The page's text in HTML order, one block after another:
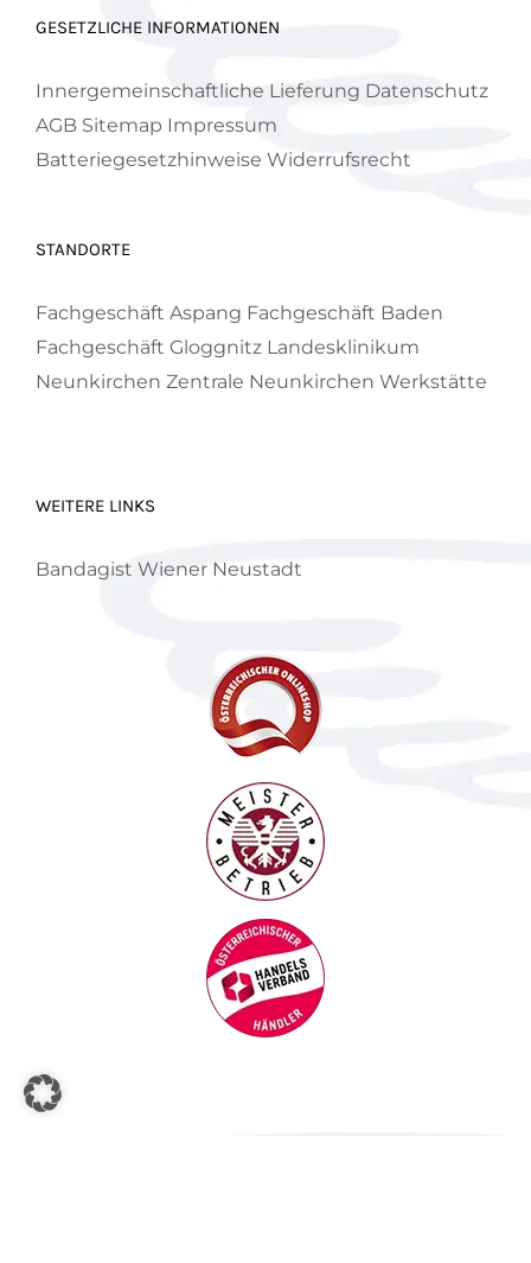
GESETZLICHE INFORMATIONEN
Innergemeinschaftliche Lieferung Datenschutz
AGB Sitemap Impressum
Batteriegesetzhinweise Widerrufsrecht
STANDORTE
Fachgeschäft Aspang Fachgeschäft Baden
Fachgeschäft Gloggnitz Landesklinikum
Neunkirchen Zentrale Neunkirchen Werkstätte
WEITERE LINKS
Bandagist Wiener Neustadt